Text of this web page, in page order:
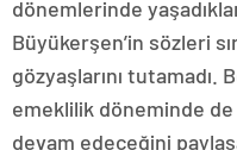
dönemlerinde
Büyükerşen’in sözleri
gözyaşlarını tutamadı.
emeklilik döneminde
devam edeceğini